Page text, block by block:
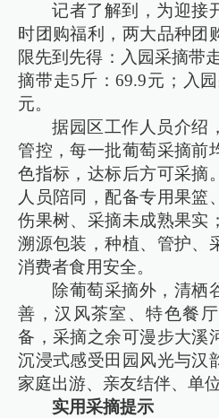
记者了解到，为迎接
时团购福利，两大品种团
限先到先得：入园采摘带
摘带走5斤：69.9元；入
元。
据园区工作人员介绍
管控，每一批葡萄采摘前
色指标，达标后方可采摘
人员陪同，配备专用果篮
伤果树、采摘未成熟果实
溯源包装，种植、管护、
消费者食用安全。
除葡萄采摘外，清栖
善，汉风茶室、特色餐
备，采摘之余可漫步大溪
沉浸式感受田园风光与汉
家庭出游、亲友结伴、单位
实用采摘提示